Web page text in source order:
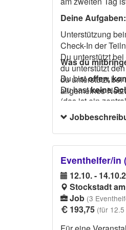
Deine Aufgaben:
Unterstützung
Check-In der
Du unterstützt
du unterstützt
du unterstützt
allgemeines
Was du
Du bistoffen,
Du hastkeine
(das ist ein
Eventhelfer/in
12.10. -
Stockstadt
Job (3
193,75 (für